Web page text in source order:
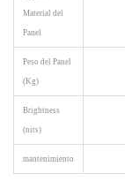
Material del
Panel
Peso del Panel
(Kg)
Brightness
(nits)
mantenimiento